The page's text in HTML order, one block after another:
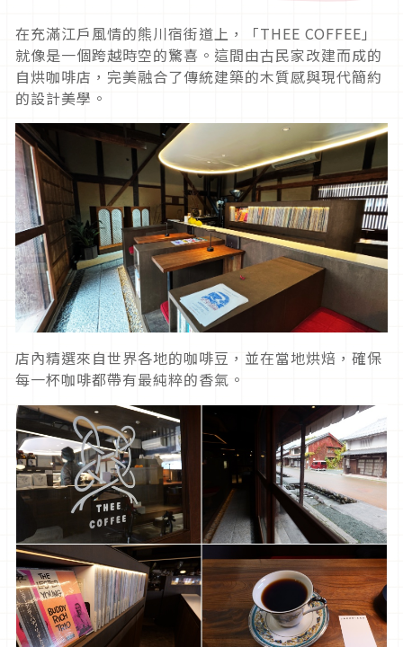
在充滿江戶風情的熊川宿街道上，「THEE COFFEE」
就像是一個跨越時空的驚喜。這間由古民家改建而成的
自烘咖啡店，完美融合了傳統建築的木質感與現代簡約
的設計美學。
店內精選來自世界各地的咖啡豆，並在當地烘焙，確保
每一杯咖啡都帶有最純粹的香氣。